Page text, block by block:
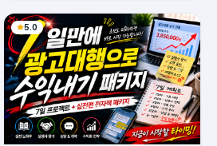
5.0